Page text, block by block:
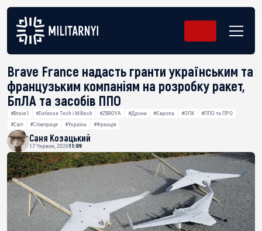
Brave France надасть гранти українським та
французьким компаніям на розробку ракет,
БпЛА та засобів ППО
#Brave1 #Defense Tech і Miltech #ZBROYA #Дрони #Європа #ОПК
#ППО та ПРО
#Світ
#Співпраця #Україна #Франція
Саня Козацький
17 Червня, 202611:09